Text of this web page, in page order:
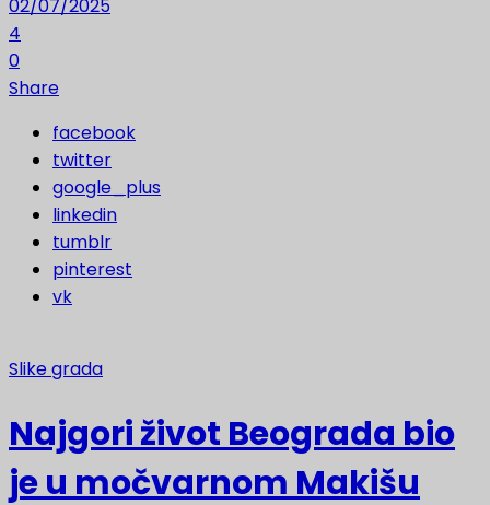
02/07/2025
4
0
Share
facebook
twitter
google_plus
linkedin
tumblr
pinterest
vk
Slike grada
Najgori život Beograda bio
je u močvarnom Makišu